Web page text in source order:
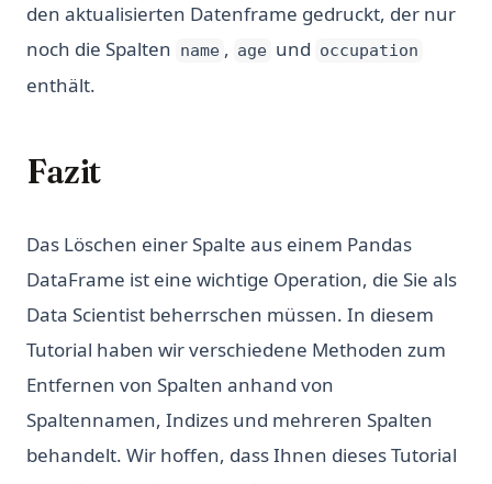
den aktualisierten Datenframe gedruckt, der nur
noch die Spalten name , age und occupation
enthält.
Fazit
Das Löschen einer Spalte aus einem Pandas
DataFrame ist eine wichtige Operation, die Sie als
Data Scientist beherrschen müssen. In diesem
Tutorial haben wir verschiedene Methoden zum
Entfernen von Spalten anhand von
Spaltennamen, Indizes und mehreren Spalten
behandelt. Wir hoffen, dass Ihnen dieses Tutorial